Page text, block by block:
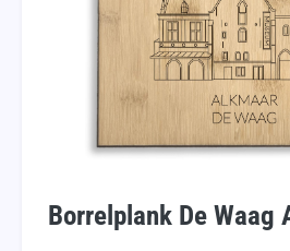
Borrelplank De Waag